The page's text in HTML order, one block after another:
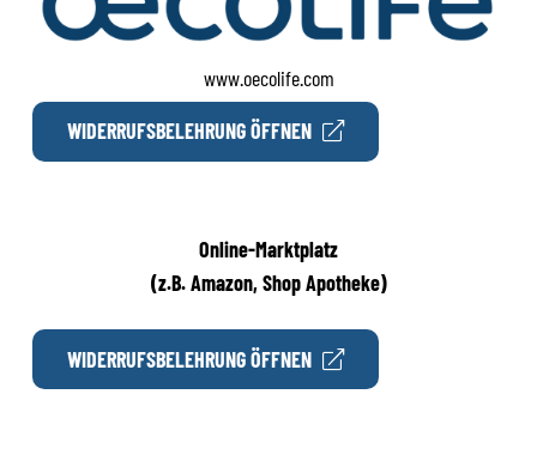
www.oecolife.com
WIDERRUFSBELEHRUNG ÖFFNEN
Online-Marktplatz
(z.B. Amazon, Shop Apotheke)
WIDERRUFSBELEHRUNG ÖFFNEN